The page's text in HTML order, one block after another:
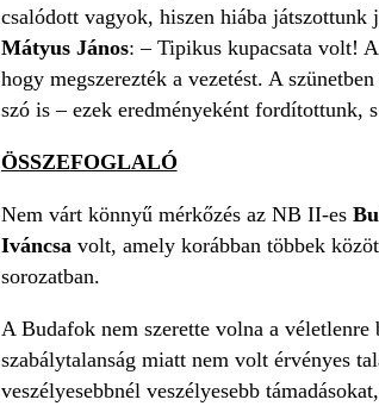
csalódott vagyok, hiszen hiába
Mátyus János: – Tipikus kupacsata volt!
hogy megszerezték a vezetést. A
szó is – ezek eredményeként fordítottunk,
ÖSSZEFOGLALÓ
Nem várt könnyű mérkőzés az NB II-es
Iváncsa volt, amely korábban többek
sorozatban.
A Budafok nem szerette volna a
szabálytalanság miatt nem volt érvényes
veszélyesebbnél veszélyesebb